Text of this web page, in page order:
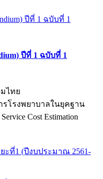
ปีที่ 1 ฉบับที่ 1
ไทย
โรงพยาบาลในยุคฐาน
Cost Estimation